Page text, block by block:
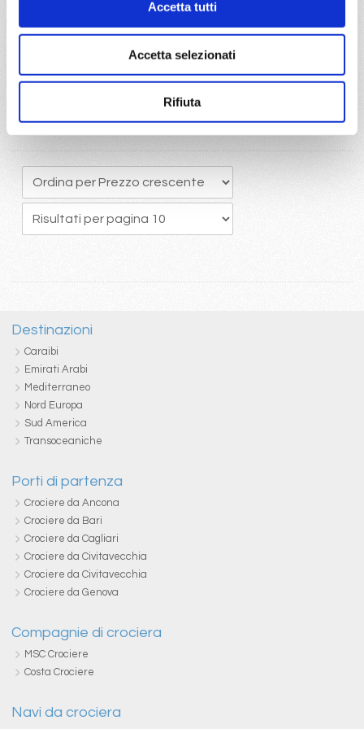
Accetta tutti
Accetta selezionati
Rifiuta
che comprende una ottima selezione di bevande alcoliche e
analcoliche calde e fredde
Destinazioni
Caraibi
Emirati Arabi
Mediterraneo
Nord Europa
Sud America
Transoceaniche
Porti di partenza
Crociere da Ancona
Crociere da Bari
Crociere da Cagliari
Crociere da Civitavecchia
Crociere da Civitavecchia
Crociere da Genova
Compagnie di crociera
MSC Crociere
Costa Crociere
Navi da crociera